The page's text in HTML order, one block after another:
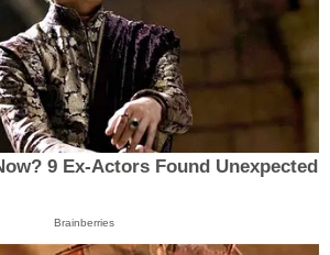
9 Ex-Actors Found Unexpected
Brainberries